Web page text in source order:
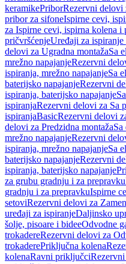
keramikePriborRezervni delovi
pribor za sifoneIspirne cevi,
za Ispirne cevi, ispirna kolena i
pričvršćenjeUređaji za ispiranje
delovi za Ugradna montažaSa
mrežno napajanjeRezervni
ispiranja, mrežno napajanjeSa
baterijsko napajanjeRezervni
ispiranja, baterijsko napajanje
ispiranjaRezervni delovi za Sa
ispiranjaBasicRezervni delovi
delovi za Predzidna montaža
mrežno napajanjeRezervni
ispiranja, mrežno napajanjeSa
baterijsko napajanjeRezervni
ispiranja, baterijsko napajanje
za grubu gradnju i za prepravku
gradnju i za prepravkuIspirne
setoviRezervni delovi za
uređaji za ispiranjeDaljinsko
šolje, pisoare i bideeOdvodne
trokadereRezervni delovi za
trokaderePriključna kolena
kolenaRavni priključci